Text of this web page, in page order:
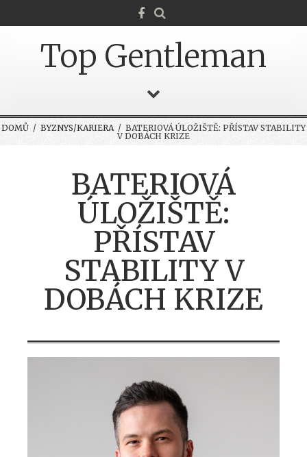
Top Gentleman
DOMŮ / BYZNYS/KARIERA / BATERIOVÁ ÚLOŽIŠTĚ: PŘÍSTAV STABILITY
V DOBÁCH KRIZE
BATERIOVÁ
ÚLOŽIŠTĚ:
PŘÍSTAV
STABILITY V
DOBÁCH KRIZE